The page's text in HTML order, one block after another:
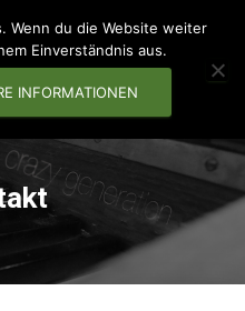
Wenn du die Website weiter
Einverständnis aus.
INFORMATIONEN